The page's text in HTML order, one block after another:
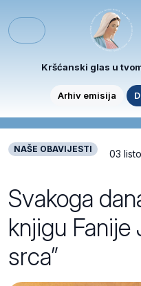
Menu
Kršćanski glas u
Arhiv emisija
NAŠE OBAVIJESTI 03
Svakoga
knjigu Fanije
srca”